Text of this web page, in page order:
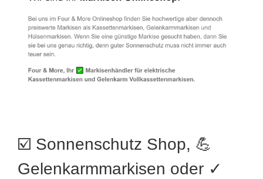
☑️ Sonnenschutz Shop, 💪
Gelenkarmmarkisen oder ✓